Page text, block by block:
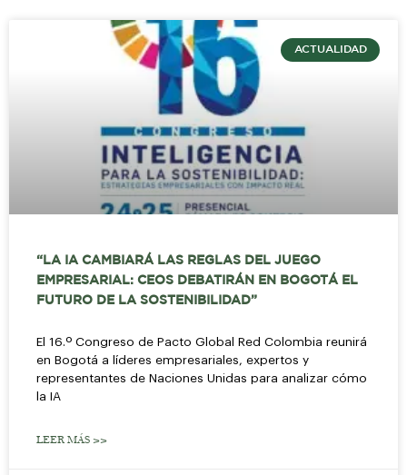
ACTUALIDAD
“LA IA CAMBIARÁ LAS REGLAS DEL JUEGO
EMPRESARIAL: CEOS DEBATIRÁN EN BOGOTÁ EL
FUTURO DE LA SOSTENIBILIDAD”
El 16.º Congreso de Pacto Global Red Colombia reunirá
en Bogotá a líderes empresariales, expertos y
representantes de Naciones Unidas para analizar cómo
la IA
LEER MÁS >>